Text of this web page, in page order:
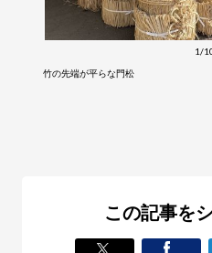
1/
竹の先端が平らな門松
この記事を